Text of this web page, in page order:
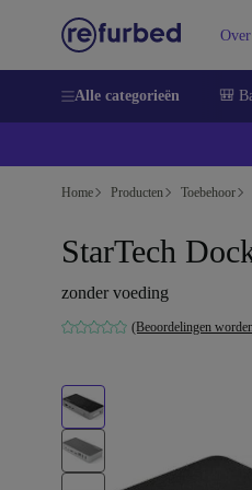
Alle categorieën 🎒
Home Producten Toebehoor
StarTech
zonder voeding
(Beoordelingen